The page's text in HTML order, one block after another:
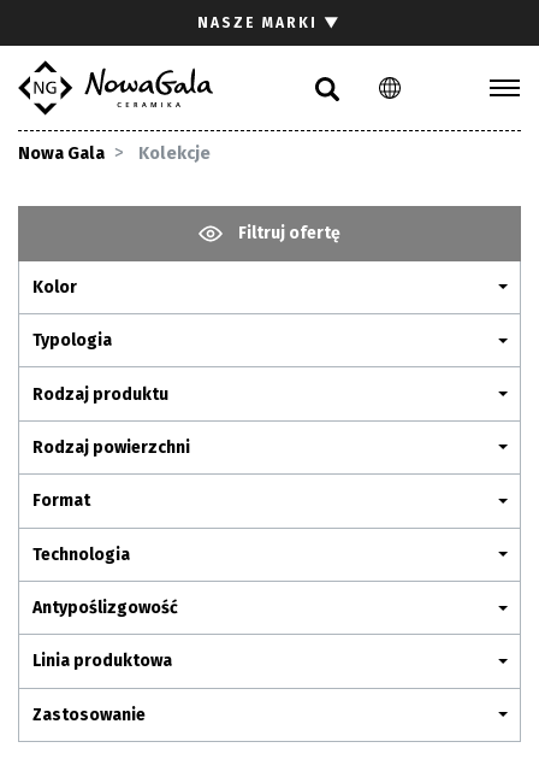
PL EN
NASZE MARKI ▼
Nowa Gala Kolekcje
Filtruj ofertę
Kolor
Typologia
Rodzaj produktu
Rodzaj powierzchni
Format
Technologia
Antypoślizgowość
Linia produktowa
Zastosowanie
Gdzie kupić
Pliki do pobrania
Pytania i odpowiedzi
Kariera
Kontakt
Komunikacja z akcjonariuszami